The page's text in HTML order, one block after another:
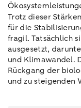
Trotz dieser
für die
fragil. Tatsächlich
ausgesetzt,
und Klimawandel.
Rückgang der
und zu steigenden